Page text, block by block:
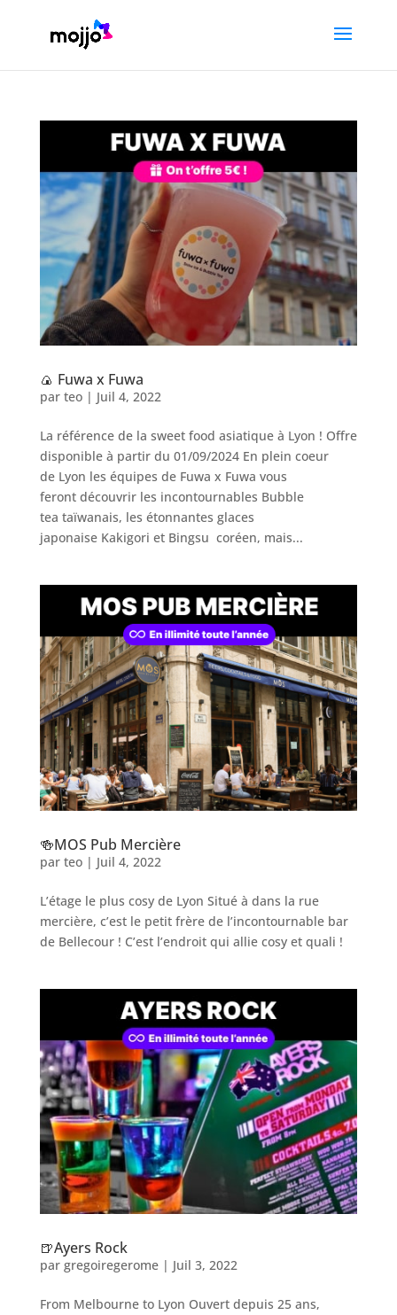
🍙 Fuwa x Fuwa
par teo| Juil 4, 2022
La référence de la sweet food asiatique à Lyon ! Offre
disponible à partir du 01/09/2024 En plein coeur
de Lyon les équipes de Fuwa x Fuwa vous
feront découvrir les incontournables Bubble
tea taïwanais, les étonnantes glaces
japonaise Kakigori et Bingsu coréen, mais...
🍻MOS Pub Mercière
par teo| Juil 4, 2022
L’étage le plus cosy de Lyon Situé à dans la rue
mercière, c’est le petit frère de l’incontournable bar
de Bellecour ! C’est l’endroit qui allie cosy et quali !
🍺Ayers Rock
par gregoiregerome| Juil 3, 2022
From Melbourne to Lyon Ouvert depuis 25 ans,